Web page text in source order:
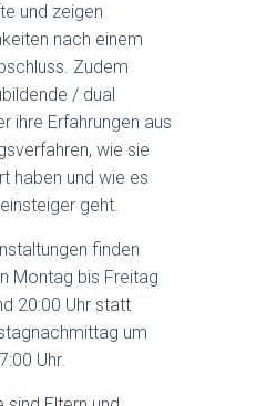
und zeigen
nach einem
Zudem
/ dual
ihre Erfahrungen aus
wie sie
haben und wie es
geht.
finden
Montag bis Freitag
20:00 Uhr statt
um
Uhr.